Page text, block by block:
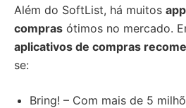
Além do SoftList, há muitos
compras ótimos no mercado.
aplicativos de compras
se:
Bring! – Com mais de 5